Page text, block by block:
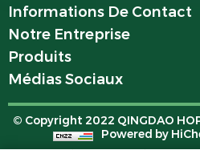
Informations De Contact
Notre Entreprise
Produits
Médias Sociaux
© Copyright 2022 QINGDAO
Powered by